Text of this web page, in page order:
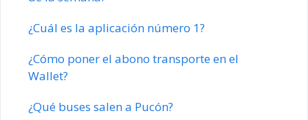
¿Cuál es la aplicación número 1?
¿Cómo poner el abono transporte en el
Wallet?
¿Qué buses salen a Pucón?